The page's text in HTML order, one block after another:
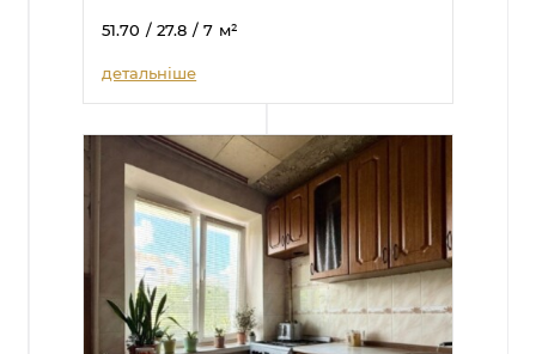
51.70 / 27.8 / 7 м²
детальніше